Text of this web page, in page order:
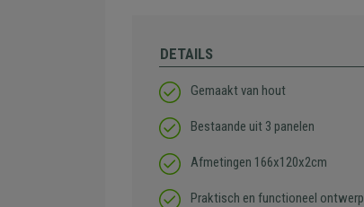
DETAILS
Gemaakt van hout
Bestaande uit 3 panelen
Afmetingen 166x120x2cm
Praktisch en functioneel ontwerp